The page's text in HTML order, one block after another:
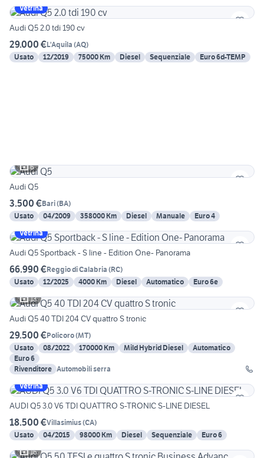
Vetrina
Audi Q5 2.0 tdi 190 cv
29.000 €L'Aquila (AQ)
Usato
12/2019 75000 Km Diesel Sequenziale Euro 6d-TEMP
6
Audi Q5
3.500 €Bari(BA)
Usato
04/2009 358000 Km Diesel Manuale
Euro 4
Vetrina
Audi Q5 Sportback - S line - Edition One- Panorama
66.990 €Reggio di Calabria (RC)
Usato
12/2025 4000 Km Diesel Automatico
Euro 6e
13
Audi Q5 40 TDI 204 CV quattro S tronic
29.500 €Policoro(MT)
Usato
08/2022 170000 Km Mild Hybrid Diesel
Automatico
Euro 6
Rivenditore Automobili serra
Vetrina
AUDI Q5 3.0 V6 TDI QUATTRO S-TRONIC S-LINE DIESEL
18.500 €Villasimius(CA)
Usato
04/2015 98000 Km Diesel Sequenziale
Euro 6
16